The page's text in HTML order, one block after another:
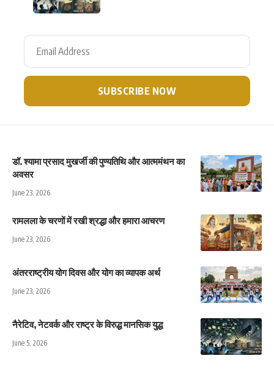
डॉ. श्यामा प्रसाद मुखर्जी की पुण्यतिथि और आत्ममंथन का
अवसर
June 23, 2026
रामलला के चरणों में रखी श्रद्धा और हमारा आचरण
June 23, 2026
अंतरराष्ट्रीय योग दिवस और योग का व्यापक अर्थ
June 23, 2026
नैरेटिव, नेटवर्क और राष्ट्र के विरुद्ध मानसिक युद्ध
June 5, 2026